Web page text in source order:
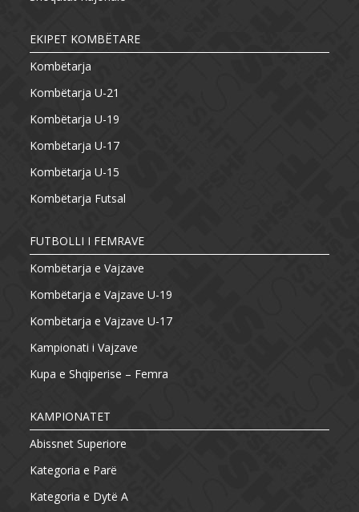
EKIPET KOMBËTARE
Kombëtarja
Kombëtarja U-21
Kombëtarja U-19
Kombëtarja U-17
Kombëtarja U-15
Kombëtarja Futsal
FUTBOLLI I FEMRAVE
Kombëtarja e Vajzave
Kombëtarja e Vajzave U-19
Kombëtarja e Vajzave U-17
Kampionati i Vajzave
Kupa e Shqiperise – Femra
KAMPIONATET
Abissnet Superiore
Kategoria e Parë
Kategoria e Dytë A